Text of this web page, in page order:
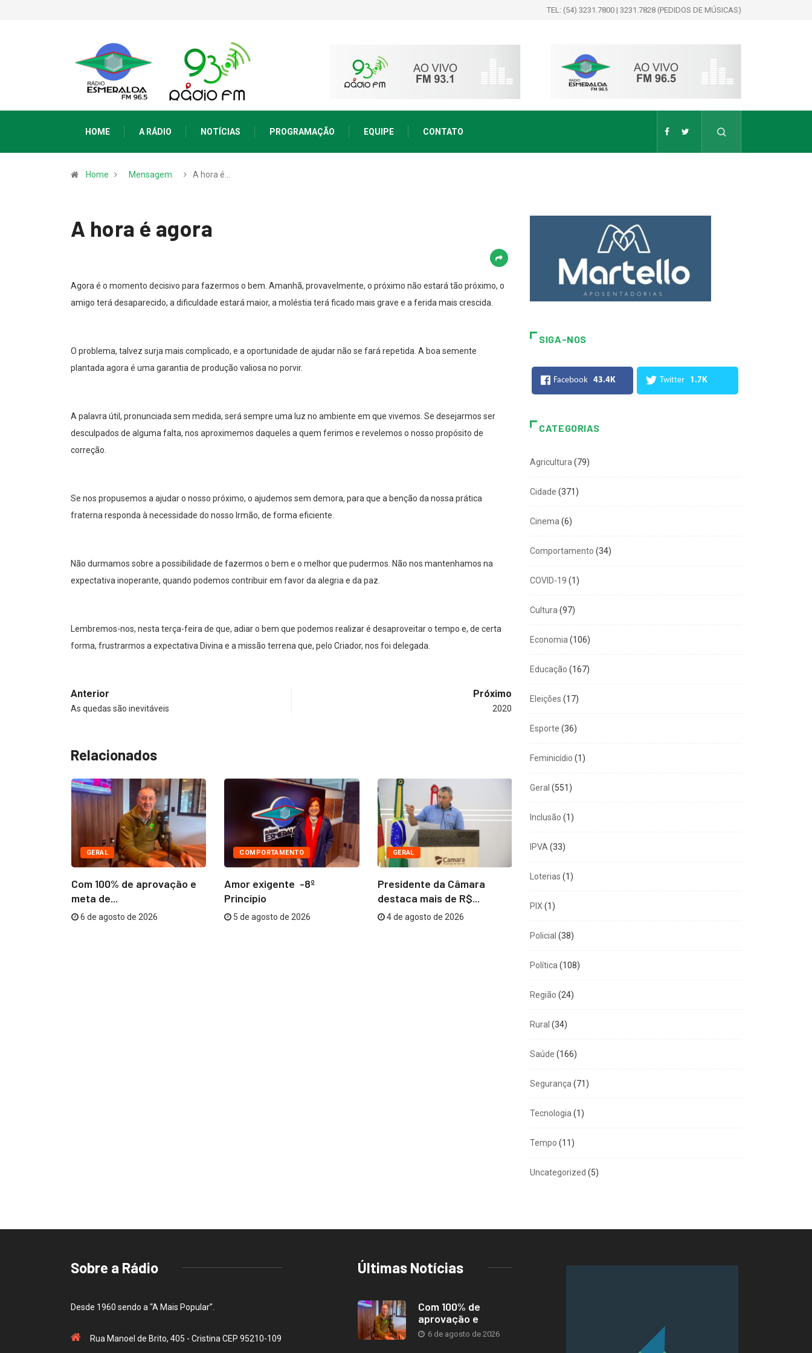
TEL: (54) 3231.7800 | 3231.7828 (PEDIDOS DE MÚSICAS)
HOME A RÁDIO NOTÍCIAS PROGRAMAÇÃO EQUIPE CONTATO
Home Mensagem A hora é…
A hora é agora
Agora é o momento decisivo para fazermos o bem. Amanhã, provavelmente, o próximo não estará tão próximo, o
amigo terá desaparecido, a dificuldade estará maior, a moléstia terá ficado mais grave e a ferida mais crescida.
O problema, talvez surja mais complicado, e a oportunidade de ajudar não se fará repetida. A boa semente
plantada agora é uma garantia de produção valiosa no porvir.
A palavra útil, pronunciada sem medida, será sempre uma luz no ambiente em que vivemos. Se desejarmos ser
desculpados de alguma falta, nos aproximemos daqueles a quem ferimos e revelemos o nosso propósito de
correção.
Se nos propusemos a ajudar o nosso próximo, o ajudemos sem demora, para que a benção da nossa prática
fraterna responda à necessidade do nosso Irmão, de forma eficiente.
Não durmamos sobre a possibilidade de fazermos o bem e o melhor que pudermos. Não nos mantenhamos na
expectativa inoperante, quando podemos contribuir em favor da alegria e da paz.
Lembremos-nos, nesta terça-feira de que, adiar o bem que podemos realizar é desaproveitar o tempo e, de certa
forma, frustrarmos a expectativa Divina e a missão terrena que, pelo Criador, nos foi delegada.
Anterior
As quedas são inevitáveis
Próximo
2020
Relacionados
GERAL
Com 100% de aprovação e
meta de...
6 de agosto de 2026
COMPORTAMENTO
Amor exigente -8º
Princípio
5 de agosto de 2026
GERAL
Presidente da Câmara
destaca mais de R$...
4 de agosto de 2026
GERAL
Com 100% de aprovação e
SIGA-NOS
Facebook 43.4K Twitter 1.7K
CATEGORIAS
Agricultura (79)
Cidade (371)
Cinema (6)
Comportamento (34)
COVID-19 (1)
Cultura (97)
Economia (106)
Educação (167)
Eleições (17)
Esporte (36)
Feminicídio (1)
Geral (551)
Inclusão (1)
IPVA (33)
Loterias (1)
PIX (1)
Policial (38)
Política (108)
Região (24)
Rural (34)
Saúde (166)
Segurança (71)
Tecnologia (1)
Tempo (11)
Uncategorized (5)
Sobre a Rádio
Desde 1960 sendo a “A Mais Popular”.
Rua Manoel de Brito, 405 - Cristina CEP 95210-109
Últimas Notícias
Com 100% de
aprovação e
6 de agosto de 2026